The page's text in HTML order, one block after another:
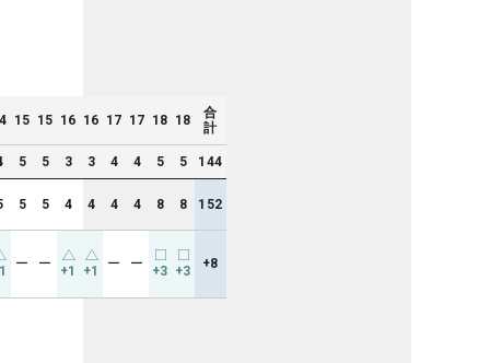
15 15 16 16 17 17 18 18
合
計
5 5 3 3 4 4 5 5 144
5 5 4 4 4 4 8 8 152
ー ー +1 +1 ー ー +3 +3 +8